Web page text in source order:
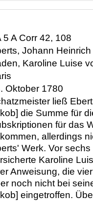
5 A Corr 42, 108
Johann
Karoline Luise
Oktober 1780
ließ
die Summe für
für das
allerdings
Werk. Vor
Karoline
Anweisung, die
noch nicht bei
eingetroffen.